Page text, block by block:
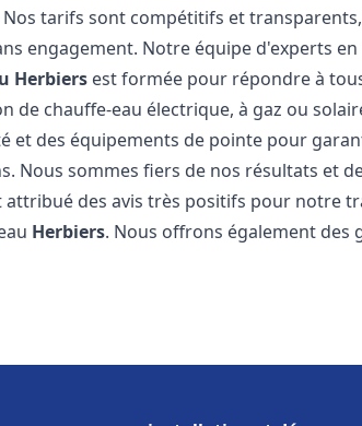
tarifs sont compétitifs et
engagement. Notre équipe d'experts en
Herbiers est formée pour répondre à
de chauffe-eau électrique, à gaz ou
et des équipements de pointe pour
Nous sommes fiers de nos résultats et
des avis très positifs pour notre
Herbiers. Nous offrons également des